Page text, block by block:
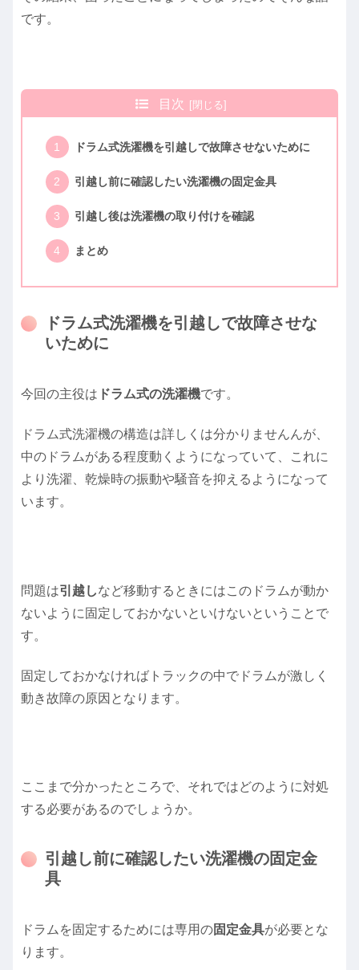
です。
目次
ドラム式洗濯機を引越しで故障させないために
引越し前に確認したい洗濯機の固定金具
引越し後は洗濯機の取り付けを確認
まとめ
ドラム式洗濯機を引越しで故障させな
いために
今回の主役は ドラム式の洗濯機です。
ドラム式洗濯機の構造は詳しくは分かりませんんが、
中のドラムがある程度動くようになっていて、これに
より洗濯、乾燥時の振動や騒音を抑えるようになって
います。
問題は引越しなど移動するときにはこのドラムが動か
ないように固定しておかないといけないということで
す。
固定しておかなければトラックの中でドラムが激しく
動き故障の原因となります。
ここまで分かったところで、それではどのように対処
する必要があるのでしょうか。
引越し前に確認したい洗濯機の固定金
具
ドラムを固定するためには専用の固定金具が必要とな
ります。